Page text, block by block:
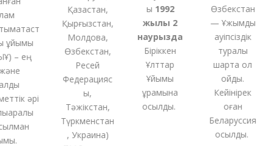
– ең
әрі
Қазақстан,
Қырғызстан,
Молдова,
Өзбекстан,
Ресей
Федерацияс
ы,
Тәжікстан,
Түркменстан
Украина)
ы1992
жылы 2
наурызда
Біріккен
Ұлттар
Ұйымы
құрамына
қосылды.
Өзбекстан
— Ұжымдық
қауіпсіздік
туралы
шартқа қол
қойды.
Кейінірек
оған
Беларуссия
қосылды.